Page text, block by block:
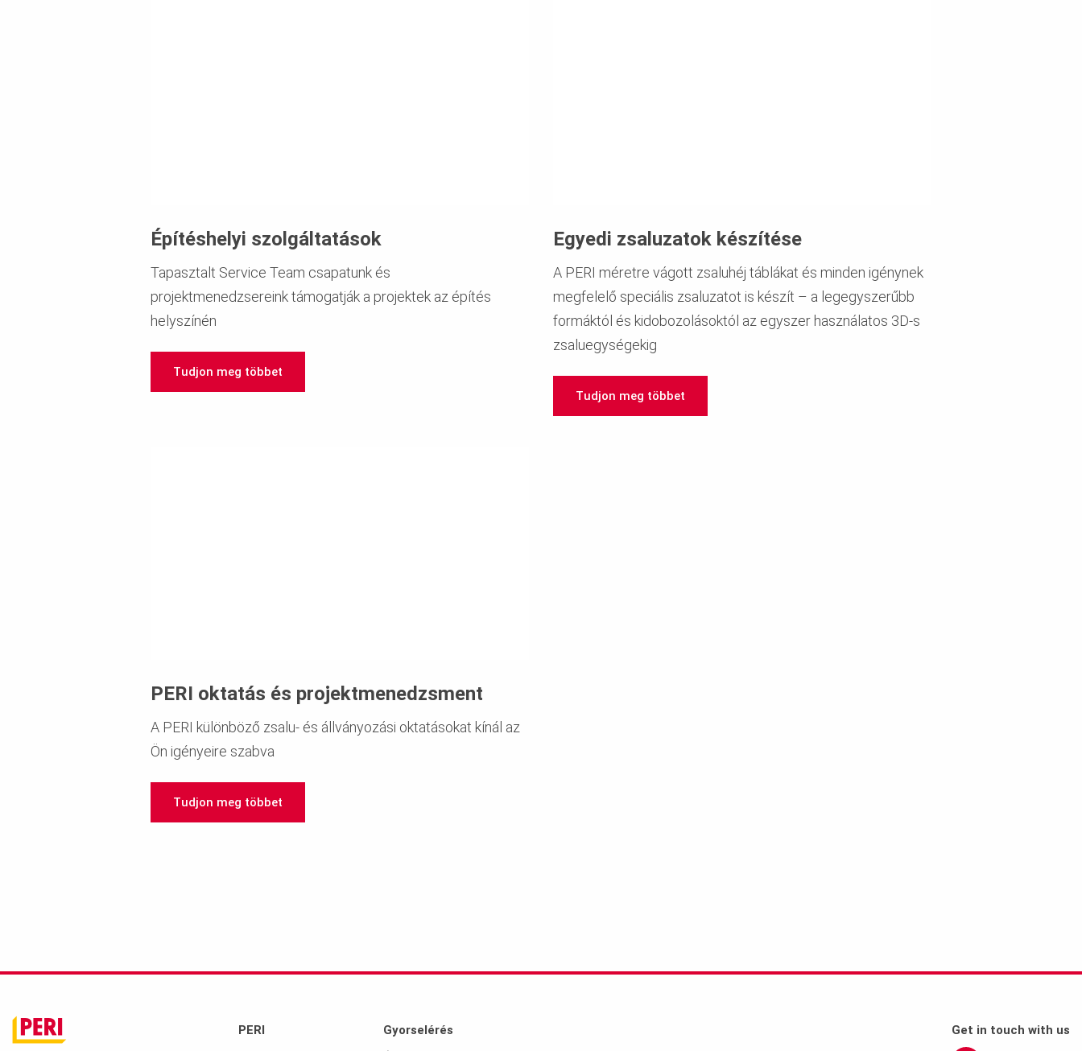
Építéshelyi szolgáltatások
Tapasztalt Service Team csapatunk és
projektmenedzsereink támogatják a projektek az építés
helyszínén
Tudjon meg többet
Egyedi zsaluzatok készítése
A PERI méretre vágott zsaluhéj táblákat és minden igénynek
megfelelő speciális zsaluzatot is készít – a legegyszerűbb
formáktól és kidobozolásoktól az egyszer használatos 3D-s
zsaluegységekig
Tudjon meg többet
PERI oktatás és projektmenedzsment
A PERI különböző zsalu- és állványozási oktatásokat kínál az
Ön igényeire szabva
Tudjon meg többet
PERI
Gyorselérés
Get in touch with us